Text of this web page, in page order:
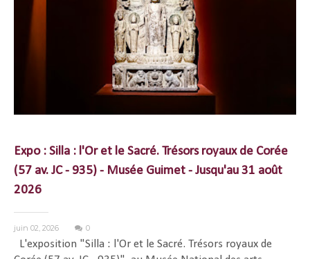
Expo : Silla : l'Or et le Sacré. Trésors royaux de Corée
(57 av. JC - 935) - Musée Guimet - Jusqu'au 31 août
2026
juin 02, 2026 0
L'exposition "Silla : l'Or et le Sacré. Trésors royaux de